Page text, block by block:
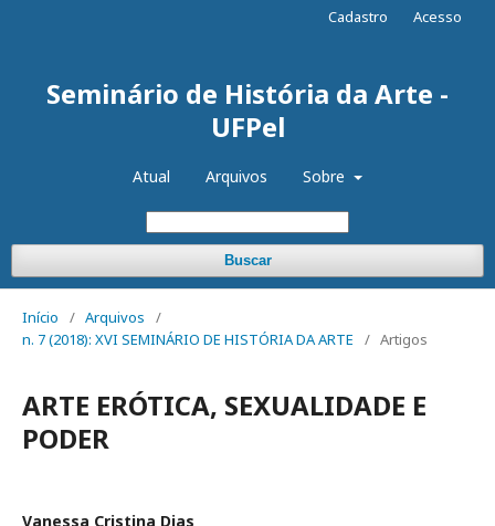
Seminário de História da Arte -
UFPel
Atual Arquivos Sobre
Buscar
Cadastro Acesso
Início / Arquivos
/
n. 7 (2018): XVI SEMINÁRIO DE HISTÓRIA DA ARTE
/ Artigos
ARTE ERÓTICA, SEXUALIDADE E
PODER
Vanessa Cristina Dias